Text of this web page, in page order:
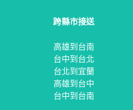
跨縣市接送
高雄到台南
台中到台北
台北到宜蘭
高雄到台中
台中到台南